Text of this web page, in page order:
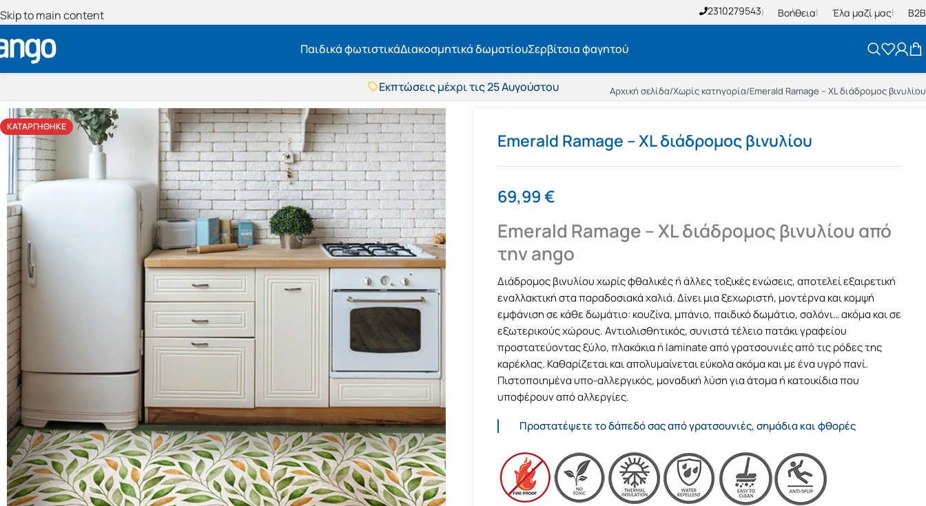
Skip to main content 2310279543 Βοήθεια Έλα μαζί μας B2B
Παιδικά φωτιστικάΔιακοσμητικά δωματίουΣερβίτσια φαγητού
Εκπτώσεις μέχρι τις 25 Αυγούστου
Δωρεάν μεταφορικά
BOXNOW αποστολή
Άμεση παράδοση
Εκπτώσεις μέχρι τις 25 Αυγούστου
Δωρεάν μεταφορικά
BOXNOW αποστολή
Άμεση παράδοση
Αρχική σελίδα/Χωρίς κατηγορία/Emerald Ramage – XL διάδρομος βινυλίου
ΚΑΤΑΡΓΉΘΗΚΕ
Emerald Ramage – XL διάδρομος βινυλίου
69,99€
Emerald Ramage – XL διάδρομος βινυλίου από
την ango
Διάδρομος βινυλίου χωρίς φθαλικές ή άλλες τοξικές ενώσεις, αποτελεί εξαιρετική
εναλλακτική στα παραδοσιακά χαλιά. Δίνει μια ξεχωριστή, μοντέρνα και κομψή
εμφάνιση σε κάθε δωμάτιο: κουζίνα, μπάνιο, παιδικό δωμάτιο, σαλόνι… ακόμα και σε
εξωτερικούς χώρους. Αντιολισθητικός, συνιστά τέλειο πατάκι γραφείου
προστατεύοντας ξύλο, πλακάκια ή laminate από γρατσουνιές από τις ρόδες της
καρέκλας. Καθαρίζεται και απολυμαίνεται εύκολα ακόμα και με ένα υγρό πανί.
Πιστοποιημένα υπο-αλλεργικός, μοναδική λύση για άτομα ή κατοικίδια που
υποφέρουν από αλλεργίες.
Προστατέψετε το δάπεδό σας από γρατσουνιές, σημάδια και φθορές